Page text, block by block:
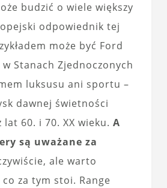
budzić o wiele większy
odpowiednik tej
może być Ford
Stanach Zjednoczonych
luksusu ani sportu –
dawnej świetności
60. i 70. XX wieku. A
są uważane za
ale warto
za tym stoi. Range